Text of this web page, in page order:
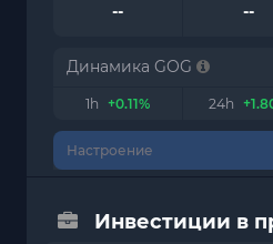
--
--
Динамика GOG
1h +0.11% 24h
Настроение
Инвестиции в